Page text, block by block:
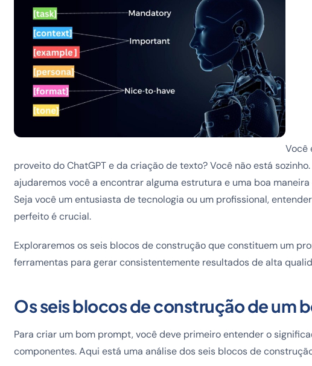
Você
proveito do ChatGPT e da criação de texto? Você não está
ajudaremos você a encontrar alguma estrutura e uma boa
Seja você um entusiasta de tecnologia ou um profissional,
perfeito é crucial.
Exploraremos os seis blocos de construção que constituem um
ferramentas para gerar consistentemente resultados de alta
Os seis blocos de construção de um
Para criar um bom prompt, você deve primeiro entender o
componentes. Aqui está uma análise dos seis blocos de